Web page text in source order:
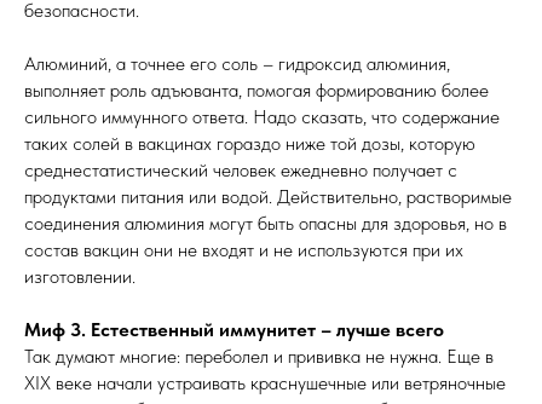
безопасности.
Алюминий, а точнее его соль – гидроксид алюминия,
выполняет роль адъюванта, помогая формированию более
сильного иммунного ответа. Надо сказать, что содержание
таких солей в вакцинах гораздо ниже той дозы, которую
среднестатистический человек ежедневно получает с
продуктами питания или водой. Действительно, растворимые
соединения алюминия могут быть опасны для здоровья, но в
состав вакцин они не входят и не используются при их
изготовлении.
Миф 3. Естественный иммунитет – лучше всего
Так думают многие: переболел и прививка не нужна. Еще в
ХIХ веке начали устраивать краснушечные или ветряночные